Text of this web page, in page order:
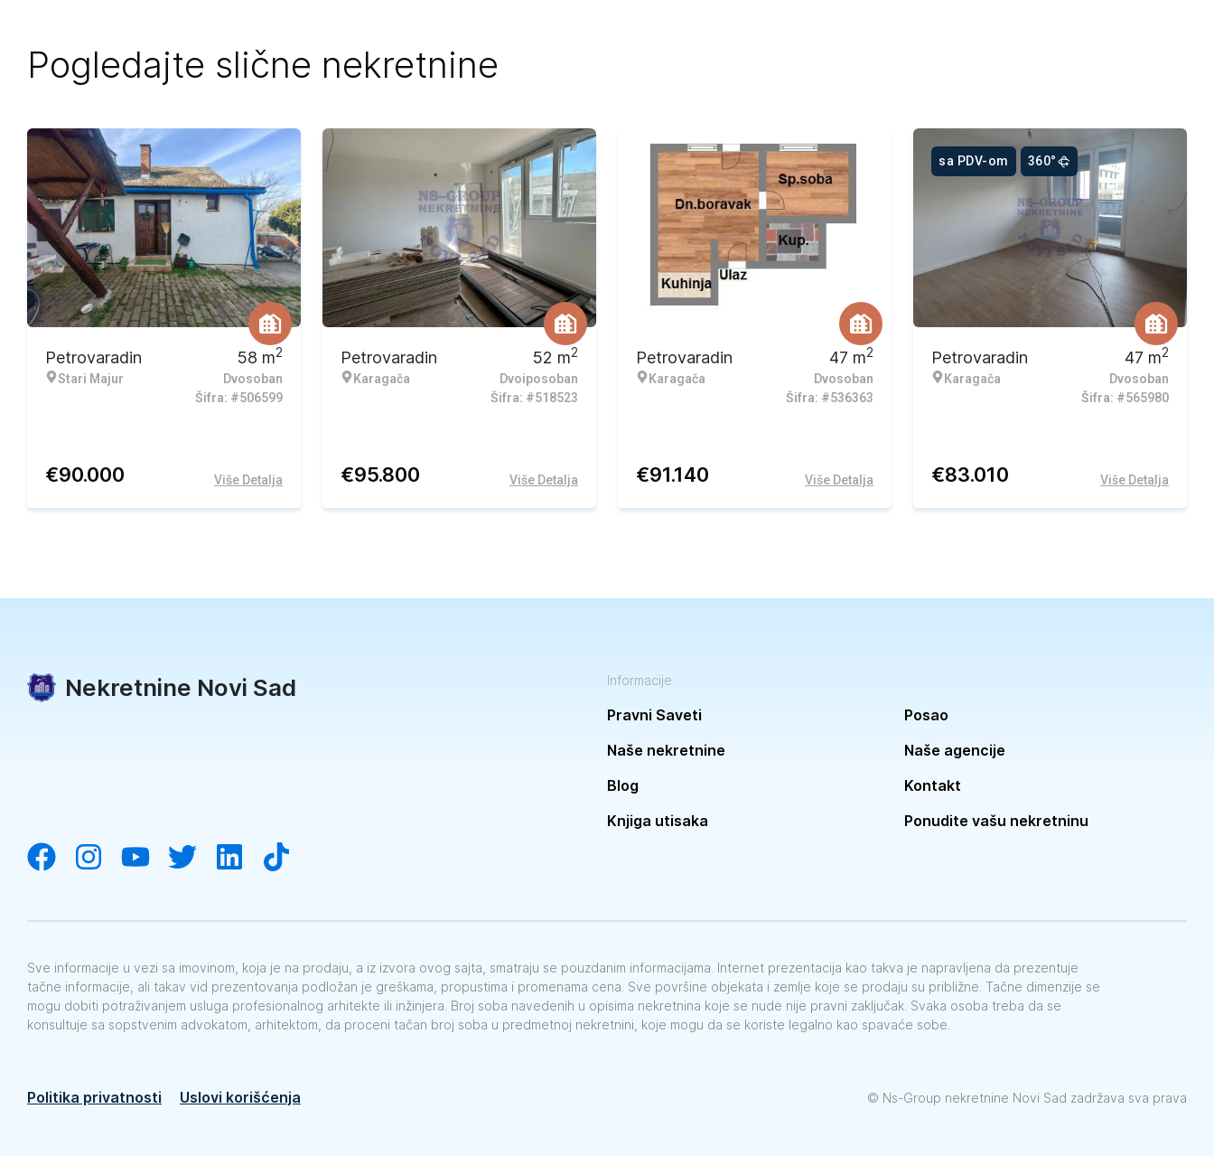
Pogledajte slične nekretnine
Petrovaradin
Stari Majur
58 m2
Dvosoban
Šifra: #506599
€90.000 Više Detalja
Petrovaradin
Karagača
52 m2
Dvoiposoban
Šifra: #518523
€95.800 Više Detalja
Petrovaradin
Karagača
47 m2
Dvosoban
Šifra: #536363
€91.140 Više Detalja
sa PDV-om 360°
Petrovaradin
Karagača
47 m2
Dvosoban
Šifra: #565980
€83.010 Više Detalja
Nekretnine Novi Sad Informacije
Pravni Saveti
Posao
Naše nekretnine
Naše agencije
Blog
Kontakt
Knjiga utisaka
Ponudite vašu nekretninu
Sve informacije u vezi sa imovinom, koja je na prodaju, a iz izvora ovog sajta, smatraju se pouzdanim informacijama. Internet prezentacija kao takva je napravljena da prezentuje
tačne informacije, ali takav vid prezentovanja podložan je greškama, propustima i promenama cena. Sve površine objekata i zemlje koje se prodaju su približne. Tačne dimenzije se
mogu dobiti potraživanjem usluga profesionalnog arhitekte ili inžinjera. Broj soba navedenih u opisima nekretnina koje se nude nije pravni zaključak. Svaka osoba treba da se
konsultuje sa sopstvenim advokatom, arhitektom, da proceni tačan broj soba u predmetnoj nekretnini, koje mogu da se koriste legalno kao spavaće sobe.
Politika privatnosti Uslovi korišćenja © Ns-Group nekretnine Novi Sad zadržava sva prava